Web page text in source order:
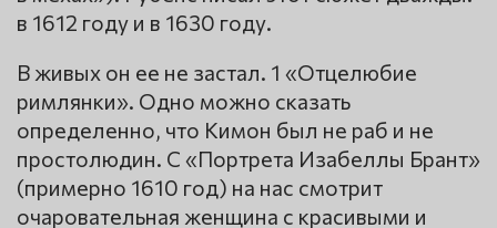
в 1612 году и в 1630 году.
В живых он ее не застал. 1 «Отцелюбие
римлянки». Одно можно сказать
определенно, что Кимон был не раб и не
простолюдин. С «Портрета Изабеллы Брант»
(примерно 1610 год) на нас смотрит
очаровательная женщина с красивыми и